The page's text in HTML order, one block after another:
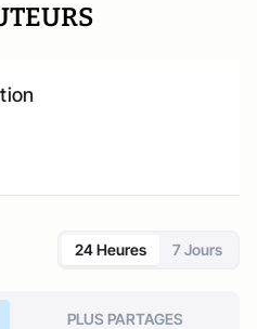
24 Heures 7 Jours
PLUS PARTAGES